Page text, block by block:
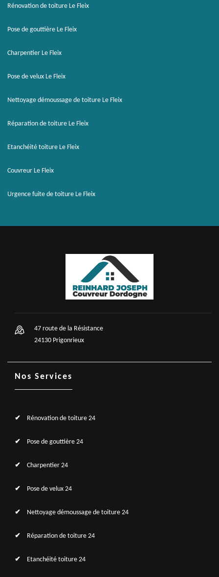
Rénovation de toiture Le Fleix
Pose de gouttière Le Fleix
Charpentier Le Fleix
Pose de velux Le Fleix
Nettoyage démoussage de toiture Le Fleix
Réparation de toiture Le Fleix
Etanchéité toiture Le Fleix
Couvreur Le Fleix
Urgence fuite de toiture Le Fleix
47 route de la Résistance
24130 Prigonrieux
Nos Services
Rénovation de toiture 24
Pose de gouttière 24
Charpentier 24
Pose de velux 24
Nettoyage démoussage de toiture 24
Réparation de toiture 24
Etanchéité toiture 24